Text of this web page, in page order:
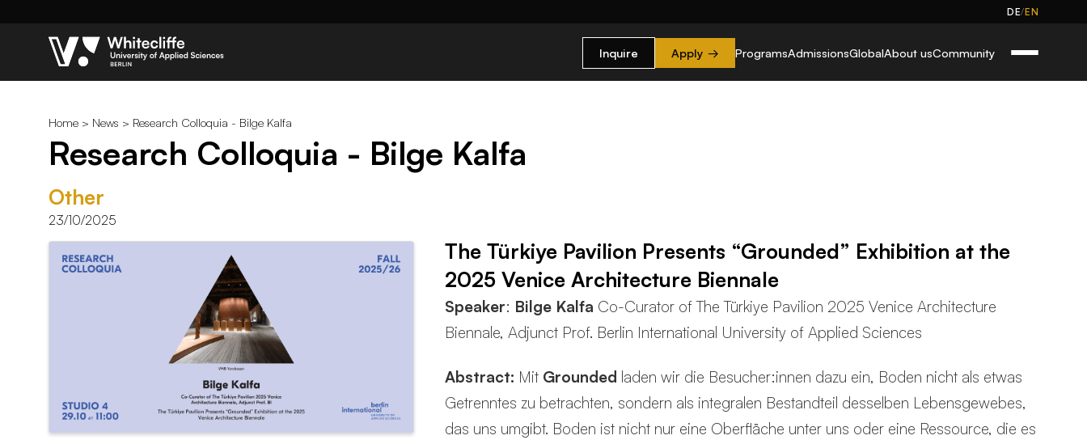
DE/EN
Inquire Apply → ProgramsAdmissionsGlobalAbout usCommunity
Home > News > Research Colloquia - Bilge Kalfa
Research Colloquia - Bilge Kalfa
Other
23/10/2025
The Türkiye Pavilion Presents “Grounded” Exhibition at the
2025 Venice Architecture Biennale
Speaker: Bilge Kalfa Co-Curator of The Türkiye Pavilion 2025 Venice Architecture
Biennale, Adjunct Prof. Berlin International University of Applied Sciences
Abstract: Mit Grounded laden wir die Besucher:innen dazu ein, Boden nicht als etwas
Getrenntes zu betrachten, sondern als integralen Bestandteil desselben Lebensgewebes,
das uns umgibt. Boden ist nicht nur eine Oberfläche unter uns oder eine Ressource, die es